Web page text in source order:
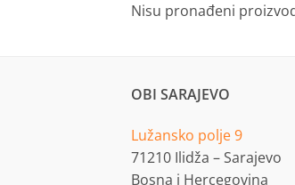
Nisu pronađeni
OBI SARAJEVO
Lužansko polje 9
71210 Ilidža – Sarajevo
Bosna i Hercegovina